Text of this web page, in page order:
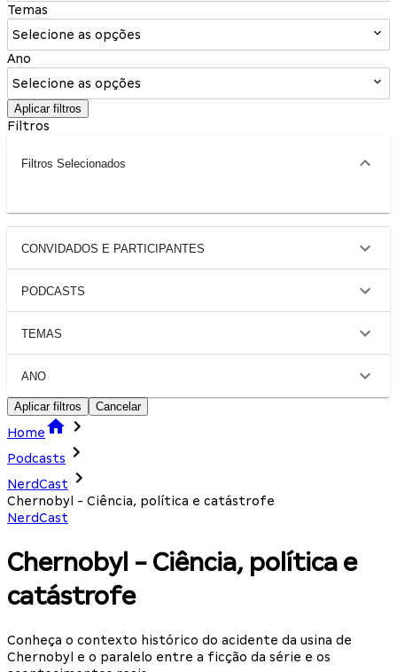
Temas
Selecione as opções
Ano
Selecione as opções
Aplicar filtros
Filtros
Filtros Selecionados
CONVIDADOS E PARTICIPANTES
PODCASTS
TEMAS
ANO
Aplicar filtros Cancelar
Home
Podcasts
NerdCast
Chernobyl - Ciência, política e catástrofe
NerdCast
Chernobyl - Ciência, política e
catástrofe
Conheça o contexto histórico do acidente da usina de
Chernobyl e o paralelo entre a ficção da série e os